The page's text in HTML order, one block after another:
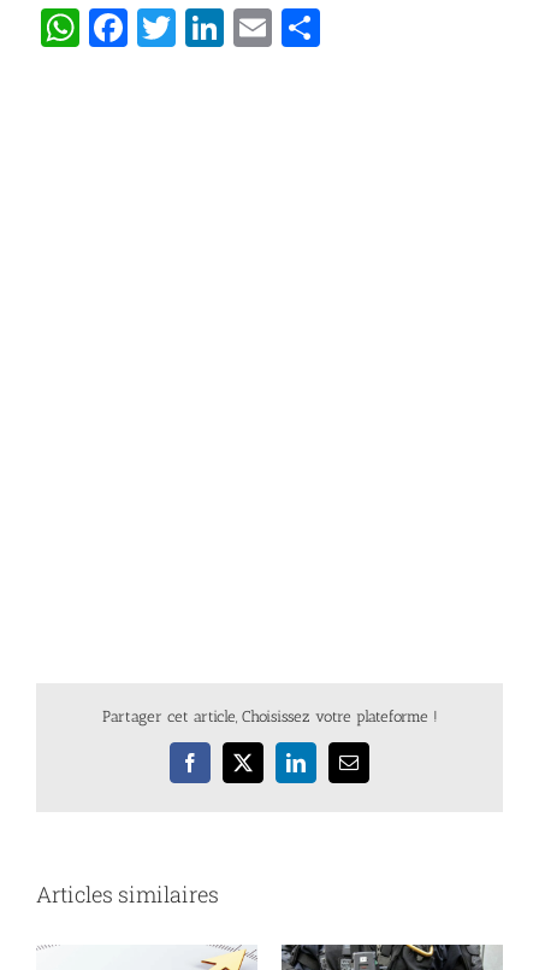
WhatsApp
Facebook
Twitter
LinkedIn
Email
Partager cet article, Choisissez votre plateforme !
Facebook
X LinkedInEmail
Articles similaires